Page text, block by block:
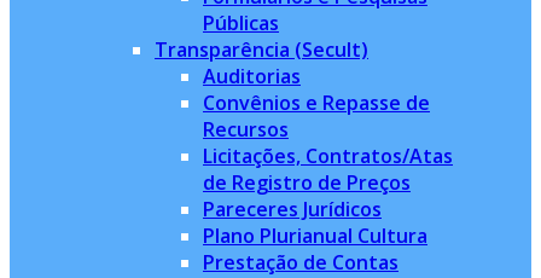
Públicas
Transparência (Secult)
Auditorias
Convênios e Repasse de
Recursos
Licitações, Contratos/Atas
de Registro de Preços
Pareceres Jurídicos
Plano Plurianual Cultura
Prestação de Contas